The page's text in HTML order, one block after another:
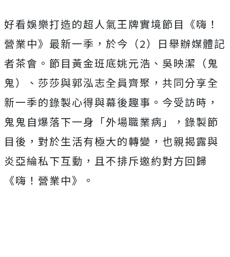
好看娛樂打造的超人氣王牌實境節目《嗨！
營業中》最新一季，於今（2）日舉辦媒體記
者茶會。節目黃金班底姚元浩、吳映潔（鬼
鬼）、莎莎與郭泓志全員齊聚，共同分享全
新一季的錄製心得與幕後趣事。今受訪時，
鬼鬼自爆落下一身「外場職業病」，錄製節
目後，對於生活有極大的轉變，也親揭露與
炎亞綸私下互動，且不排斥邀約對方回歸
《嗨！營業中》。